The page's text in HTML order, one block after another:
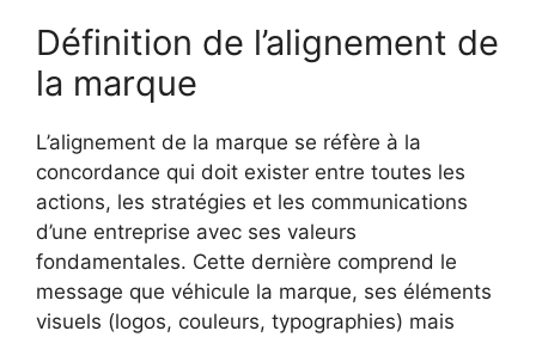
Définition de l’alignement de
la marque
L’alignement de la marque se réfère à la
concordance qui doit exister entre toutes les
actions, les stratégies et les communications
d’une entreprise avec ses valeurs
fondamentales. Cette dernière comprend le
message que véhicule la marque, ses éléments
visuels (logos, couleurs, typographies) mais